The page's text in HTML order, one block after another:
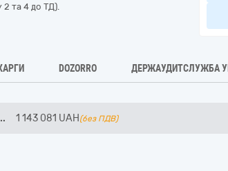
2 та 4 до ТД).
DOZORRO ДЕРЖАУДИТСЛУЖБА
1 143 081 UAH (без ПДВ)